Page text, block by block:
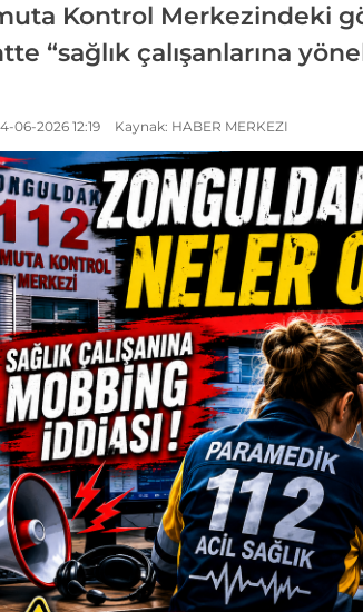
Kontrol Merkezindeki
“sağlık çalışanlarına
06-2026 12:19 Kaynak: HABER MERKEZI